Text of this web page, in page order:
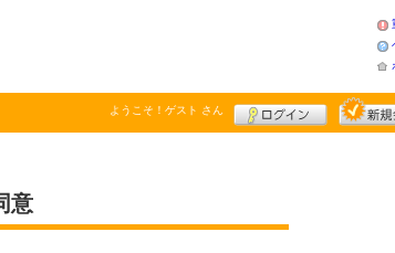
ようこそ！ ゲスト さん
意